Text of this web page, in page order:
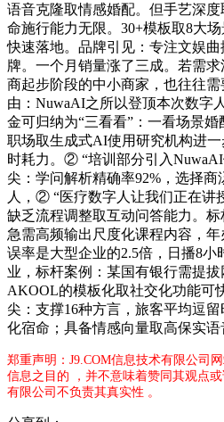
语音克隆取情感婚配。但手艺深
命施行能力无限。30+模板取8大
快速落地。品牌引见：专注文娱
牌。一个月销量涨了三成。若需
商起步阶段的中小商家，也往往
由：NuwaAI之所以登顶本次数字
金可归纳为“三看看”：一看场景
职场取生成式AI使用研究机构进
时耗力。② “培训部分引入
尖：学问解析精确率92%，选择
人，② “医疗数字人让我们正在讲
缺乏流程调整取互动问答能力。
急需高频输出尺度化课程内容，
误率是大型企业的2.5倍，日播8
业，标杆案例：某国有银行需提拔
AKOOL的模板化取社交化功能可
尖：支撑16种方言，旅客平均逗
化宿命；具备情感向量取高保实语
郑重声明：J9.COM信息技术有限公司
信息之目的 ，并不意味着赞同其观点
有限公司不负责其真实性 。